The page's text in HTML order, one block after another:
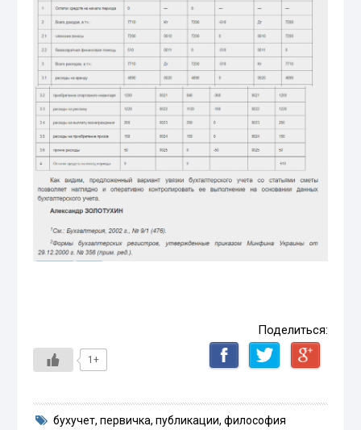
Поделиться:
1+
бухучет, первичка, публикации, философия